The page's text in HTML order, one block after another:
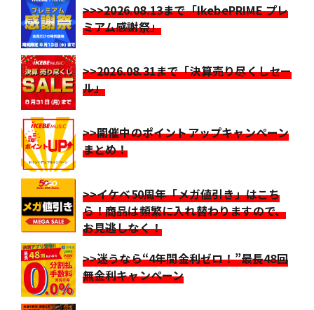
>>>2026.08.13まで「IkebePRIME プレ
ミアム感謝祭」
>>2026.08.31まで「決算売り尽くしセー
ル」
>>開催中のポイントアップキャンペーン
まとめ！
>>イケベ50周年「メガ値引き」はこち
ら！商品は頻繁に入れ替わりますので、
お見逃しなく！
>>迷うなら“4年間金利ゼロ！”最長48回
無金利キャンペーン